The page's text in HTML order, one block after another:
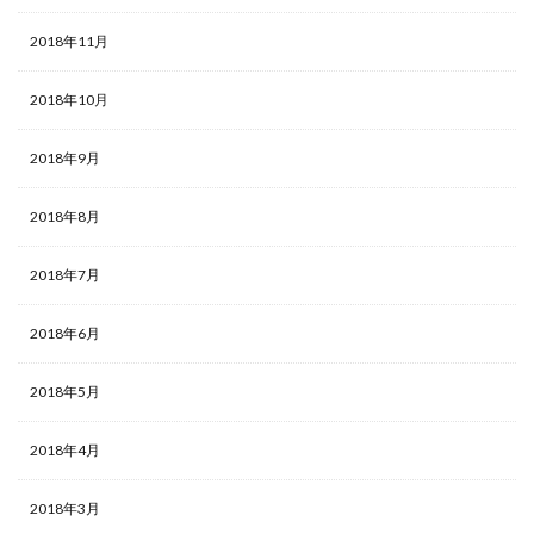
2018年11月
2018年10月
2018年9月
2018年8月
2018年7月
2018年6月
2018年5月
2018年4月
2018年3月